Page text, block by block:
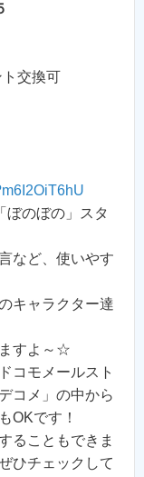
交換可
ぼのぼの」スタ
など、使いやす
キャラクター達
すよ～☆
コモメールスト
コメ」の中から
OKです！
ることもできま
ひチェックして